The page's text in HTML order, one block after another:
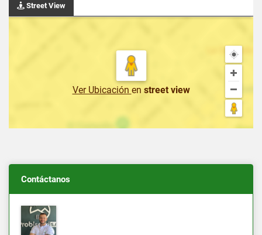
Street View
Ver Ubicación en street view
Contáctanos